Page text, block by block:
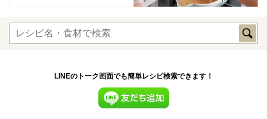
LINEのトーク画面でも簡単レシピ検索できます！